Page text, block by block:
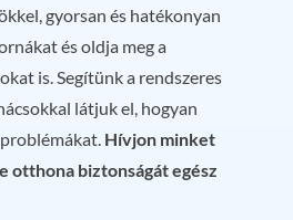
gyorsan és hatékonyan
és oldja meg a
is. Segítünk a rendszeres
látjuk el, hogyan
Hívjon minket
otthona biztonságát egész